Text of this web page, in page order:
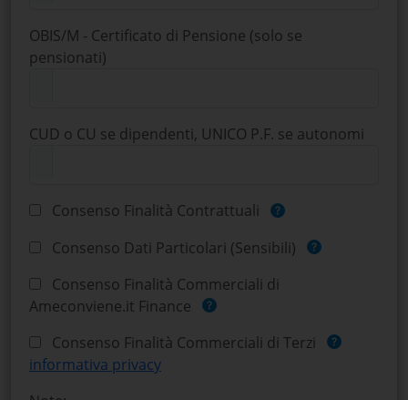
OBIS/M - Certificato di Pensione (solo se
pensionati)
CUD o CU se dipendenti, UNICO P.F. se autonomi
Consenso Finalità Contrattuali
Consenso Dati Particolari (Sensibili)
Consenso Finalità Commerciali di
Ameconviene.it Finance
Consenso Finalità Commerciali di Terzi
informativa privacy